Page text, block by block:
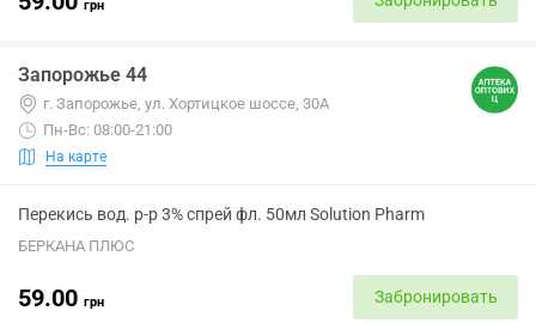
грн
Запорожье 44
г. Запорожье, ул. Хортицкое шоссе, 30А
Пн-Вс: 08:00-21:00
На карте
Перекись вод. р-р 3% спрей фл. 50мл Solution Pharm
БЕРКАНА ПЛЮС
59.00 грн Забронировать